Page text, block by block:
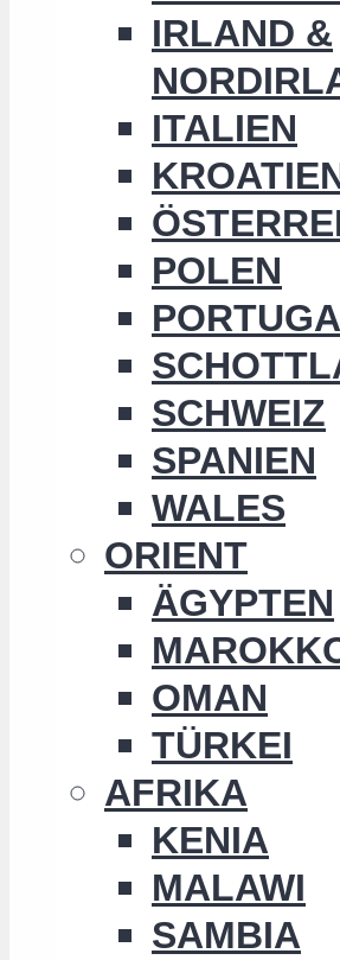
IRLAND &
ITALIEN
POLEN
SCHWEIZ
SPANIEN
WALES
ORIENT
ÄGYPTEN
OMAN
TÜRKEI
AFRIKA
KENIA
MALAWI
SAMBIA